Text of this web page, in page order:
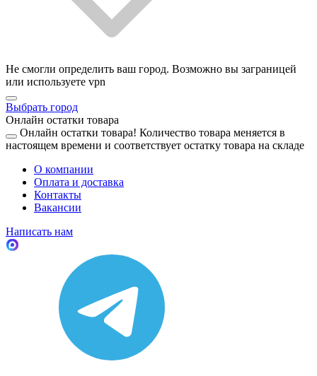
Не смогли определить ваш город. Возможно вы заграницей
или используете vpn
Выбрать город
Онлайн остатки товара
Онлайн остатки товара! Количество товара меняется в
настоящем времени и соответствует остатку товара на складе
О компании
Оплата и доставка
Контакты
Вакансии
Написать нам